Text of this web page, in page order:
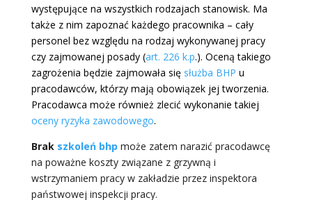
występujące na wszystkich rodzajach stanowisk. Ma
także z nim zapoznać każdego pracownika – cały
personel bez względu na rodzaj wykonywanej pracy
czy zajmowanej posady (art. 226 k.p.). Oceną takiego
zagrożenia będzie zajmowała się służba BHP u
pracodawców, którzy mają obowiązek jej tworzenia.
Pracodawca może również zlecić wykonanie takiej
oceny ryzyka zawodowego.
Brak szkoleń bhp może zatem narazić pracodawcę
na poważne koszty związane z grzywną i
wstrzymaniem pracy w zakładzie przez inspektora
państwowej inspekcji pracy.